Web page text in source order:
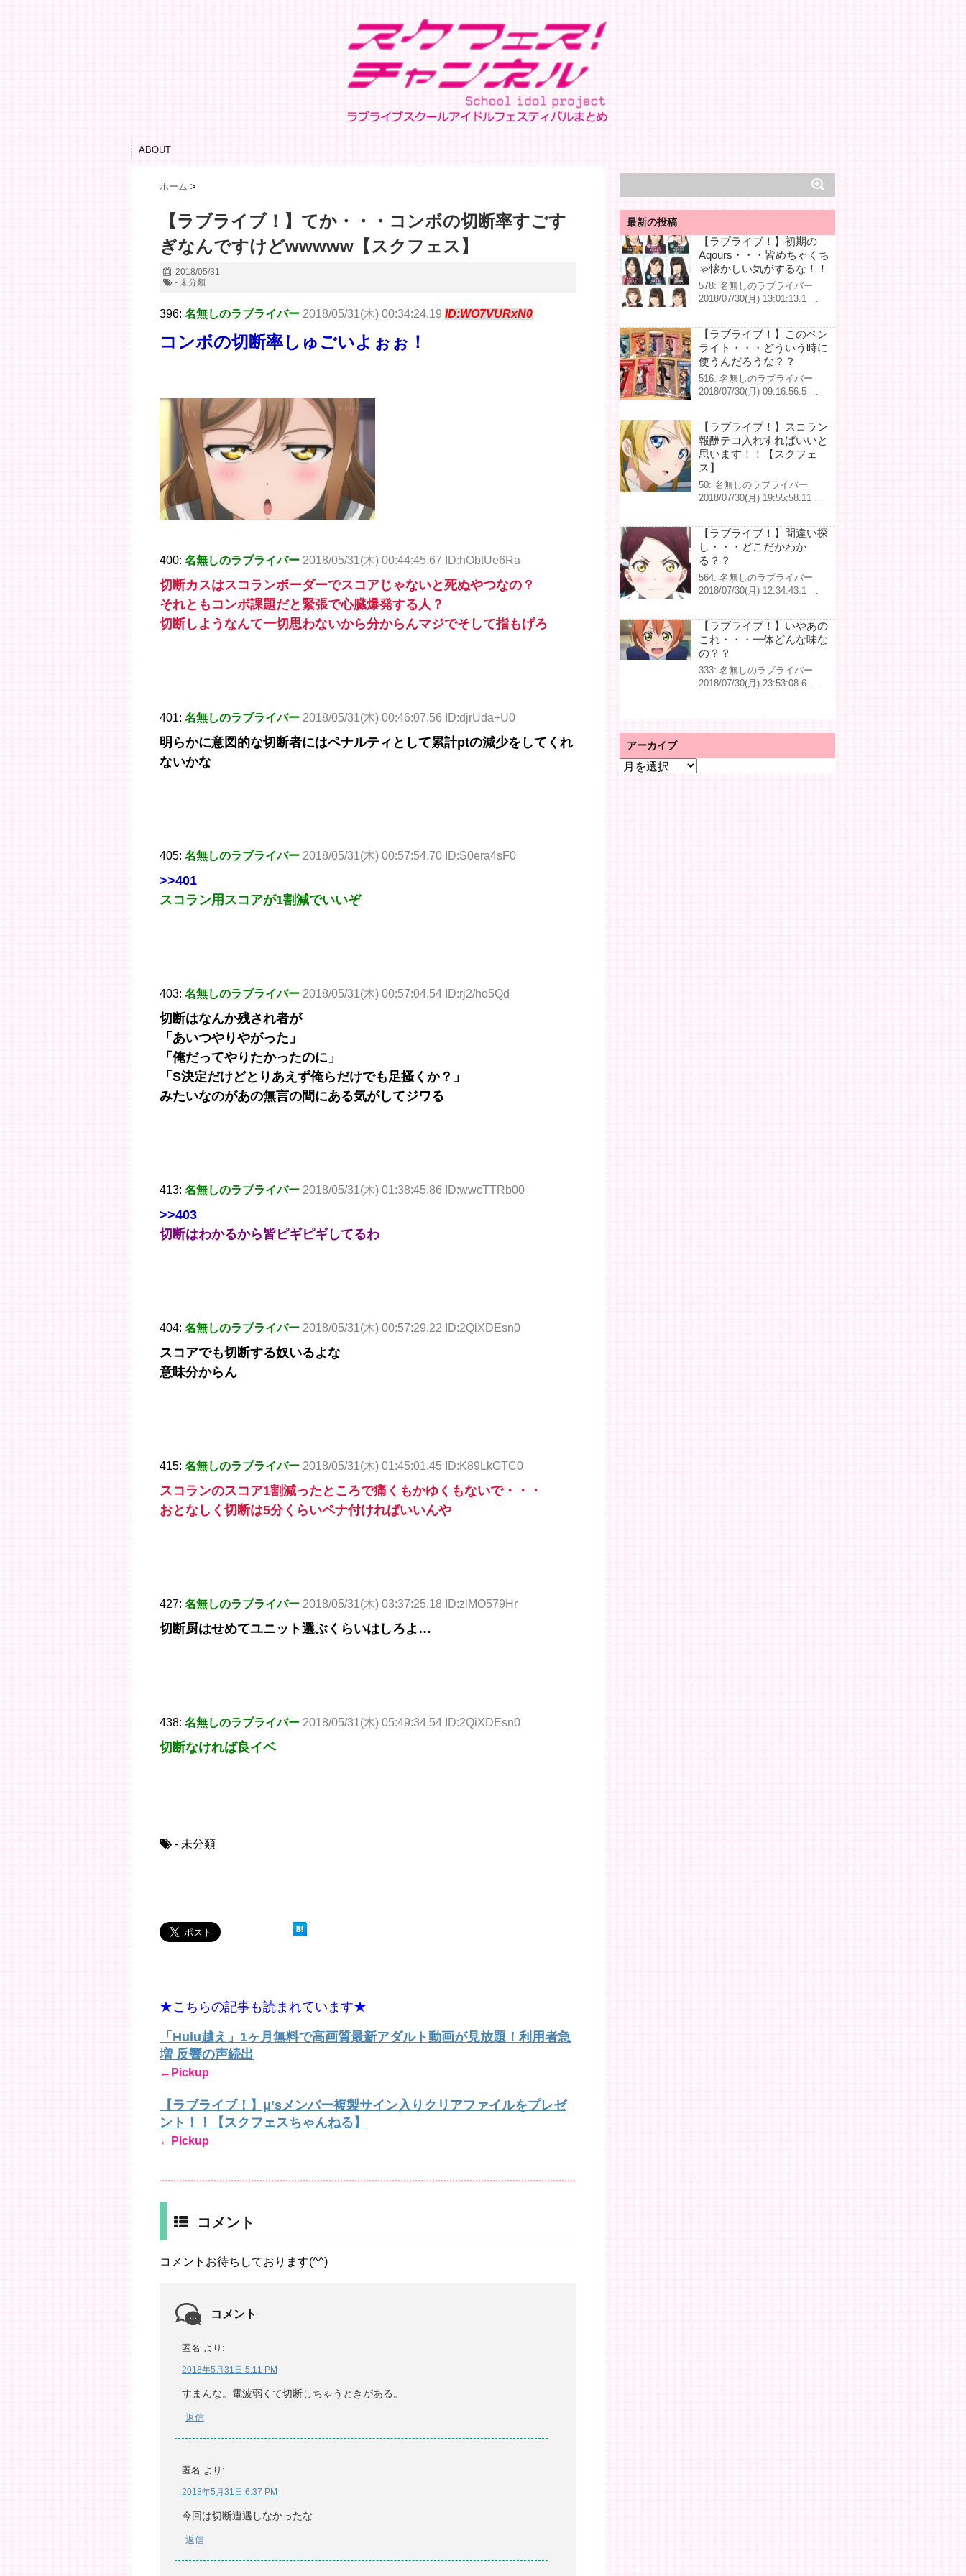
ABOUT
ホーム >
【ラブライブ！】てか・・・コンボの切断率すごす
ぎなんですけどwwwww【スクフェス】
2018/05/31
- 未分類
396: 名無しのラブライバー 2018/05/31(木) 00:34:24.19 ID:WO7VURxN0
コンボの切断率しゅごいよぉぉ！
400: 名無しのラブライバー 2018/05/31(木) 00:44:45.67 ID:hObtUe6Ra
切断カスはスコランボーダーでスコアじゃないと死ぬやつなの？
それともコンボ課題だと緊張で心臓爆発する人？
切断しようなんて一切思わないから分からんマジでそして指もげろ
401: 名無しのラブライバー 2018/05/31(木) 00:46:07.56 ID:djrUda+U0
明らかに意図的な切断者にはペナルティとして累計ptの減少をしてくれ
ないかな
405: 名無しのラブライバー 2018/05/31(木) 00:57:54.70 ID:S0era4sF0
>>401
スコラン用スコアが1割減でいいぞ
403: 名無しのラブライバー 2018/05/31(木) 00:57:04.54 ID:rj2/ho5Qd
切断はなんか残され者が
「あいつやりやがった」
「俺だってやりたかったのに」
「S決定だけどとりあえず俺らだけでも足掻くか？」
みたいなのがあの無言の間にある気がしてジワる
413: 名無しのラブライバー 2018/05/31(木) 01:38:45.86 ID:wwcTTRb00
>>403
切断はわかるから皆ピギピギしてるわ
404: 名無しのラブライバー 2018/05/31(木) 00:57:29.22 ID:2QiXDEsn0
スコアでも切断する奴いるよな
意味分からん
415: 名無しのラブライバー 2018/05/31(木) 01:45:01.45 ID:K89LkGTC0
スコランのスコア1割減ったところで痛くもかゆくもないで・・・
おとなしく切断は5分くらいペナ付ければいいんや
427: 名無しのラブライバー 2018/05/31(木) 03:37:25.18 ID:zlMO579Hr
切断厨はせめてユニット選ぶくらいはしろよ…
438: 名無しのラブライバー 2018/05/31(木) 05:49:34.54 ID:2QiXDEsn0
切断なければ良イベ
- 未分類
★こちらの記事も読まれています★
「Hulu越え」1ヶ月無料で高画質最新アダルト動画が見放題！利用者急
増 反響の声続出
←Pickup
【ラブライブ！】μ’sメンバー複製サイン入りクリアファイルをプレゼ
ント！！【スクフェスちゃんねる】
←Pickup
コメント
コメントお待ちしております(^^)
コメント
匿名 より:
2018年5月31日 5:11 PM
すまんな。電波弱くて切断しちゃうときがある。
返信
匿名 より:
2018年5月31日 6:37 PM
今回は切断遭遇しなかったな
返信
最新の投稿
【ラブライブ！】初期の
Aqours・・・皆めちゃくち
ゃ懐かしい気がするな！！
578: 名無しのラブライバー
2018/07/30(月) 13:01:13.1 …
【ラブライブ！】このペン
ライト・・・どういう時に
使うんだろうな？？
516: 名無しのラブライバー
2018/07/30(月) 09:16:56.5 …
【ラブライブ！】スコラン
報酬テコ入れすればいいと
思います！！【スクフェ
ス】
50: 名無しのラブライバー
2018/07/30(月) 19:55:58.11 …
【ラブライブ！】間違い探
し・・・どこだかわか
る？？
564: 名無しのラブライバー
2018/07/30(月) 12:34:43.1 …
【ラブライブ！】いやあの
これ・・・一体どんな味な
の？？
333: 名無しのラブライバー
2018/07/30(月) 23:53:08.6 …
アーカイブ
ア